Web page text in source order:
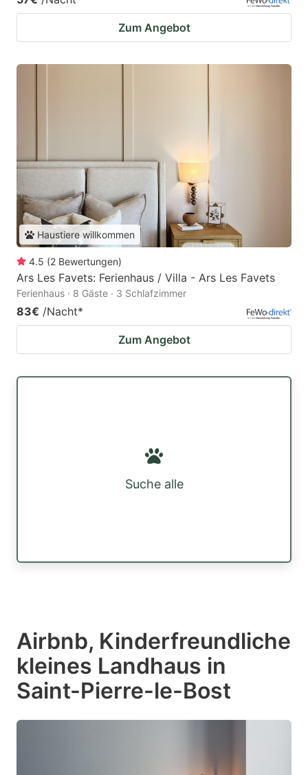
Zum Angebot
Haustiere willkommen
4.5 (2 Bewertungen)
Ars Les Favets: Ferienhaus / Villa - Ars Les Favets
Ferienhaus · 8 Gäste · 3 Schlafzimmer
83€ /Nacht*
Zum Angebot
Suche alle
Airbnb, Kinderfreundliche
kleines Landhaus in
Saint-Pierre-le-Bost